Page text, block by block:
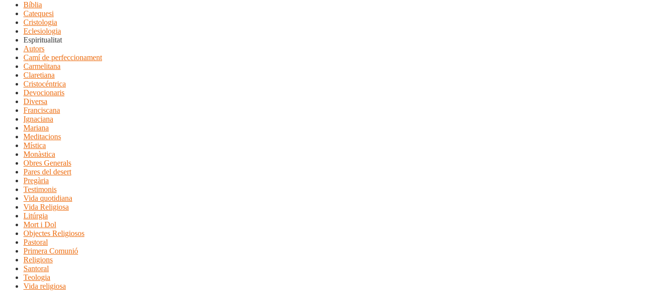
Bíblia
Catequesi
Cristologia
Eclesiologia
Espiritualitat
Autors
Camí de perfeccionament
Carmelitana
Claretiana
Cristocéntrica
Devocionaris
Diversa
Franciscana
Ignaciana
Mariana
Meditacions
Mística
Monàstica
Obres Generals
Pares del desert
Pregària
Testimonis
Vida quotidiana
Vida Religiosa
Litúrgia
Mort i Dol
Objectes Religiosos
Pastoral
Primera Comunió
Religions
Santoral
Teologia
Vida religiosa